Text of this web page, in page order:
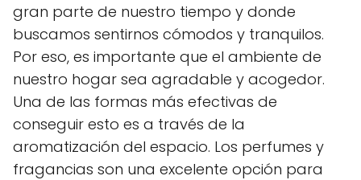
gran parte de nuestro tiempo y donde
buscamos sentirnos cómodos y tranquilos.
Por eso, es importante que el ambiente de
nuestro hogar sea agradable y acogedor.
Una de las formas más efectivas de
conseguir esto es a través de la
aromatización del espacio. Los perfumes y
fragancias son una excelente opción para